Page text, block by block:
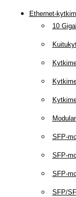
Ethernet-
10
SFP-
SFP-
SFP-
SFP/